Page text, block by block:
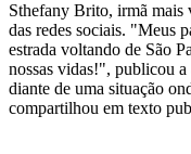
Sthefany Brito, irmã mais
das redes sociais. "Meus
estrada voltando de São
nossas vidas!", publicou
diante de uma situação
compartilhou em texto